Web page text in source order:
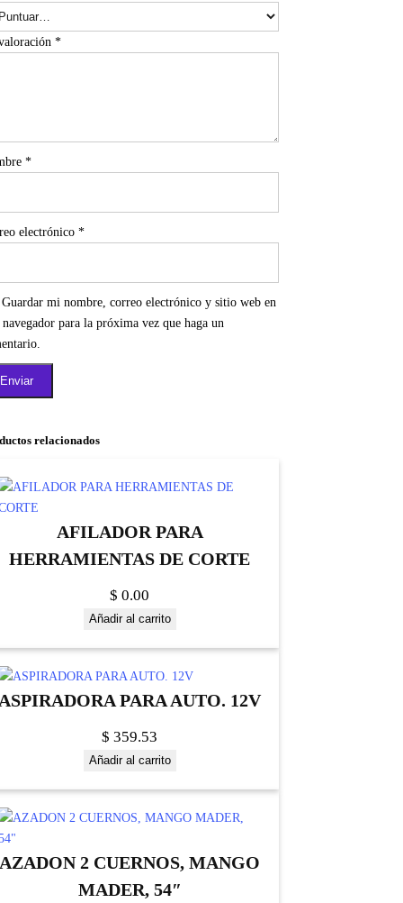
*
*
electrónico *
Guardar mi nombre, correo electrónico y sitio web en
navegador para la próxima vez que haga un
relacionados
AFILADOR PARA
HERRAMIENTAS DE CORTE
$ 0.00
Añadir al carrito
PARA AUTO. 12V
$ 359.53
Añadir al carrito
AZADON 2 CUERNOS, MANGO
MADER, 54″